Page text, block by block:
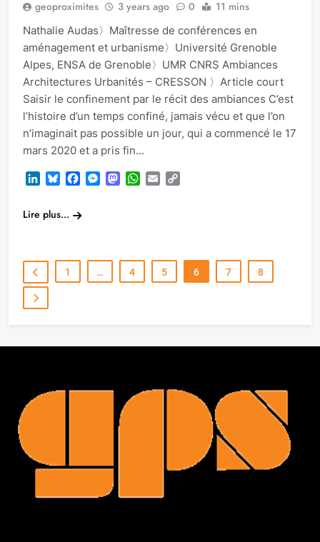
geoproximites 3 years ago 0 11 mins
Nathalie Audas〉Maîtresse de conférences en
aménagement et urbanisme〉Université Grenoble
Alpes, ENSA de Grenoble〉UMR CNRS Ambiances
Architectures Urbanités – CRESSON 〉Article court
Saisir le confinement par le récit des ambiances C’est
l’histoire d’un temps confiné, jamais vécu et que l’on
n’imaginait pas possible un jour, qui a commencé le 17
mars 2020 et a pris fin…
LinkedInBlueskyFacebook
Messenger
Mastodon
WhatsApp
Email
Lire plus...
1 … 4 5 6 7 8